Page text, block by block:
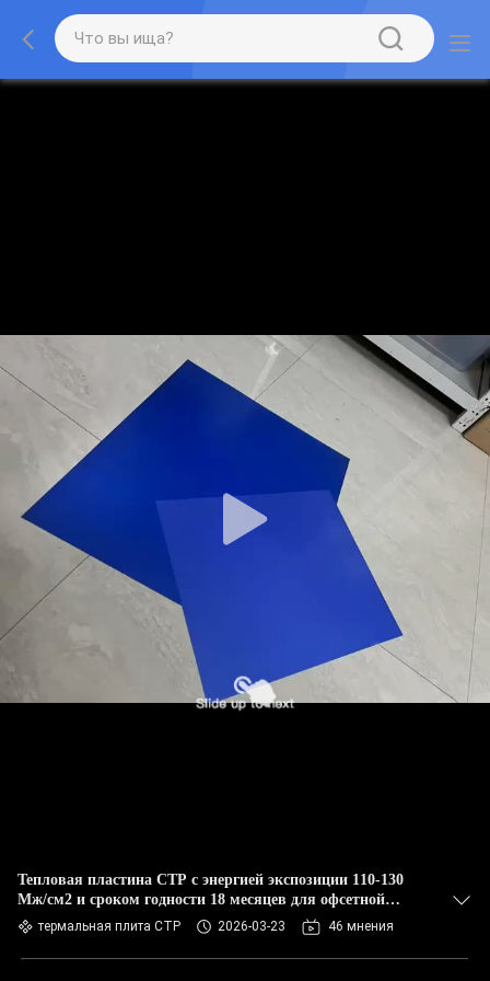
Тепловая пластина CTP с энергией экспозиции 110-130
Мж/см2 и сроком годности 18 месяцев для офсетной
печати
термальная плита CTP 2026-03-23 46 мнения